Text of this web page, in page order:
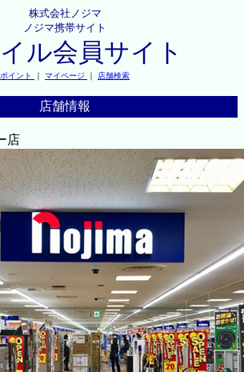
株式会社ノジマ
ノジマ携帯サイト
ル会員サイト
ポイント ｜ マイページ ｜ 店舗検索
店舗情報
店